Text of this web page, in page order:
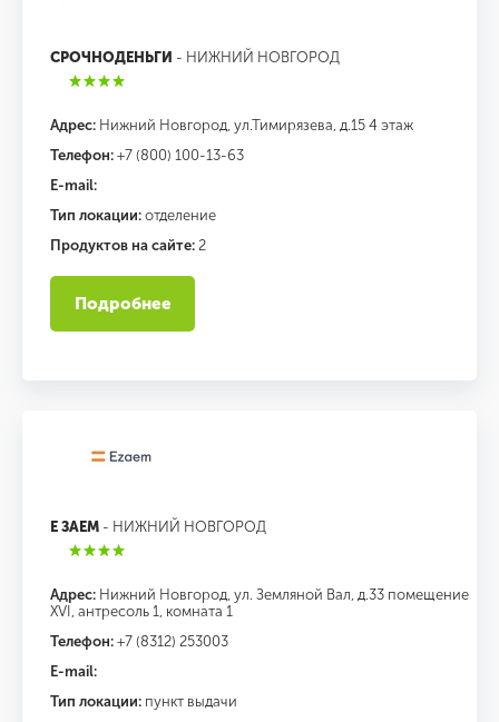
СРОЧНОДЕНЬГИ - НИЖНИЙ НОВГОРОД
Адрес: Нижний Новгород, ул.Тимирязева, д.15 4 этаж
Телефон: +7 (800) 100-13-63
E-mail:
Тип локации: отделение
Продуктов на сайте: 2
Подробнее
Е ЗАЕМ - НИЖНИЙ НОВГОРОД
Адрес: Нижний Новгород, ул. Земляной Вал, д.33 помещение
XVI, антресоль 1, комната 1
Телефон: +7 (8312) 253003
E-mail:
Тип локации: пункт выдачи